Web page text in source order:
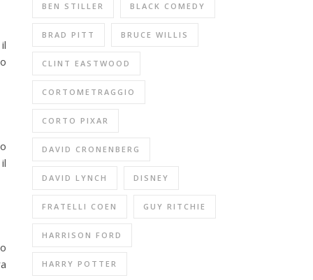
BEN STILLER BLACK COMEDY
BRAD PITT BRUCE WILLIS
CLINT EASTWOOD
CORTOMETRAGGIO
CORTO PIXAR
DAVID CRONENBERG
DAVID LYNCH DISNEY
FRATELLI COEN GUY RITCHIE
HARRISON FORD
HARRY POTTER